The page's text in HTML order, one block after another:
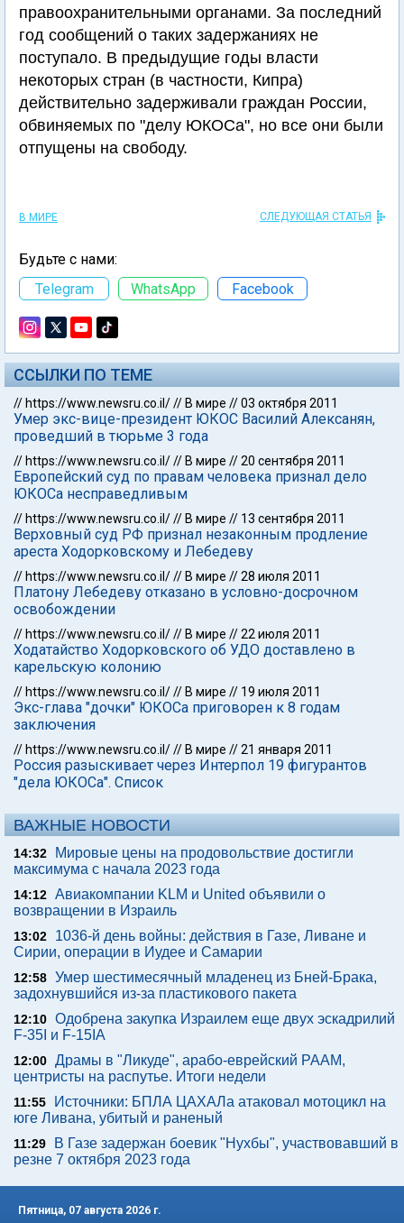
правоохранительными органами. За последний
год сообщений о таких задержаниях не
поступало. В предыдущие годы власти
некоторых стран (в частности, Кипра)
действительно задерживали граждан России,
обвиняемых по "делу ЮКОСа", но все они были
отпущены на свободу.
В МИРЕ СЛЕДУЮЩАЯ СТАТЬЯ
Будьте с нами:
Telegram
WhatsApp Facebook
ССЫЛКИ ПО ТЕМЕ
// https://www.newsru.co.il/// В мире //03 октября 2011
Умер экс-вице-президент ЮКОС Василий Алексанян,
проведший в тюрьме 3 года
// https://www.newsru.co.il/// В мире //20 сентября 2011
Европейский суд по правам человека признал дело
ЮКОСа несправедливым
// https://www.newsru.co.il/// В мире // 13 сентября 2011
Верховный суд РФ признал незаконным продление
ареста Ходорковскому и Лебедеву
// https://www.newsru.co.il/// В мире //28 июля 2011
Платону Лебедеву отказано в условно-досрочном
освобождении
// https://www.newsru.co.il/// В мире //22 июля 2011
Ходатайство Ходорковского об УДО доставлено в
карельскую колонию
// https://www.newsru.co.il/// В мире // 19 июля 2011
Экс-глава "дочки" ЮКОСа приговорен к 8 годам
заключения
// https://www.newsru.co.il/// В мире //21 января 2011
Россия разыскивает через Интерпол 19 фигурантов
"дела ЮКОСа". Список
ВАЖНЫЕ НОВОСТИ
14:32
Мировые цены на продовольствие достигли
максимума с начала 2023 года
14:12 Авиакомпании KLM и United объявили о
возвращении в Израиль
13:02
1036-й день войны: действия в Газе, Ливане и
Сирии, операции в Иудее и Самарии
12:58 Умер шестимесячный младенец из Бней-Брака,
задохнувшийся из-за пластикового пакета
12:10 Одобрена закупка Израилем еще двух эскадрилий
F-35I и F-15IA
12:00 Драмы в "Ликуде", арабо-еврейский РААМ,
центристы на распутье. Итоги недели
11:55
Источники: БПЛА ЦАХАЛа атаковал мотоцикл на
юге Ливана, убитый и раненый
11:29
В Газе задержан боевик "Нухбы", участвовавший в
резне 7 октября 2023 года
Пятница, 07 августа 2026 г.